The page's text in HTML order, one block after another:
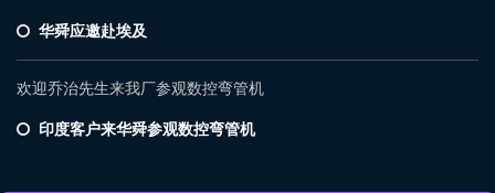
华舜应邀赴埃及
欢迎乔治先生来我厂参观数控弯管机
印度客户来华舜参观数控弯管机